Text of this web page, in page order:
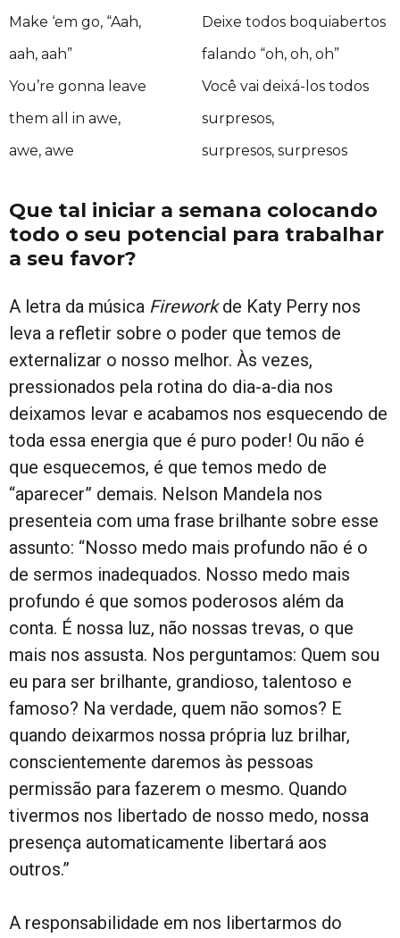
Make ‘em go, “Aah,
aah, aah”
You’re gonna leave
them all in awe,
awe, awe
Deixe todos boquiabertos
falando “oh, oh, oh”
Você vai deixá-los todos
surpresos,
surpresos, surpresos
Que tal iniciar a semana colocando
todo o seu potencial para trabalhar
a seu favor?
A letra da música Fireworkde Katy Perry nos
leva a refletir sobre o poder que temos de
externalizar o nosso melhor. Às vezes,
pressionados pela rotina do dia-a-dia nos
deixamos levar e acabamos nos esquecendo de
toda essa energia que é puro poder! Ou não é
que esquecemos, é que temos medo de
“aparecer” demais. Nelson Mandela nos
presenteia com uma frase brilhante sobre esse
assunto: “Nosso medo mais profundo não é o
de sermos inadequados. Nosso medo mais
profundo é que somos poderosos além da
conta. É nossa luz, não nossas trevas, o que
mais nos assusta. Nos perguntamos: Quem sou
eu para ser brilhante, grandioso, talentoso e
famoso? Na verdade, quem não somos? E
quando deixarmos nossa própria luz brilhar,
conscientemente daremos às pessoas
permissão para fazerem o mesmo. Quando
tivermos nos libertado de nosso medo, nossa
presença automaticamente libertará aos
outros.”
A responsabilidade em nos libertarmos do